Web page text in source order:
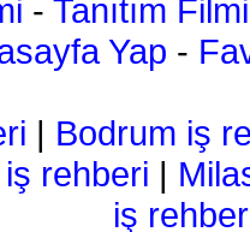
- Tanıtım Filmi
Yap -
| Bodrum iş
rehberi |
iş